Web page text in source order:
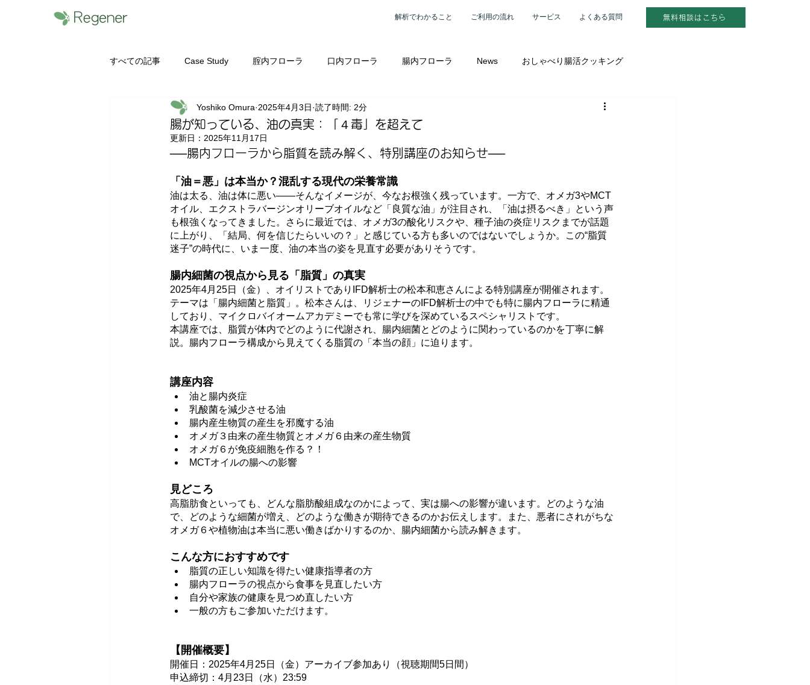
解析でわかること ご利用の流れ サービス よくある質問 無料相談はこちら
すべての記事 Case Study 腟内フローラ 口内フローラ 腸内フローラ News おしゃべり腸活クッキング
無料フローラ勉強会 腸内フローラ解析 講座案内
検査を受ける前に まずは無料相談へ 検査を参考に個別レッスン 検査レポートを参考に個別レッスン
腸が知っている、油の真実：「４毒」を超えて
Yoshiko Omura 2025年4月3日 読了時間: 2分
更新日： 2025年11月17日
──腸内フローラから脂質を読み解く、特別講座のお知らせ──
「油＝悪」は本当か？混乱する現代の栄養常識
油は太る、油は体に悪い――そんなイメージが、今なお根強く残っています。一方で、オメガ3やMCT
オイル、エクストラバージンオリーブオイルなど「良質な油」が注目され、「油は摂るべき」という声
も根強くなってきました。さらに最近では、オメガ3の酸化リスクや、種子油の炎症リスクまでが話題
に上がり、「結局、何を信じたらいいの？」と感じている方も多いのではないでしょうか。この“脂質
迷子”の時代に、いま一度、油の本当の姿を見直す必要がありそうです。
腸内細菌の視点から見る「脂質」の真実
2025年4月25日（金）、オイリストでありIFD解析士の松本和恵さんによる特別講座が開催されます。
テーマは「腸内細菌と脂質」。松本さんは、リジェナーのIFD解析士の中でも特に腸内フローラに精通
しており、マイクロバイオームアカデミーでも常に学びを深めているスペシャリストです。
本講座では、脂質が体内でどのように代謝され、腸内細菌とどのように関わっているのかを丁寧に解
説。腸内フローラ構成から見えてくる脂質の「本当の顔」に迫ります。
講座内容
油と腸内炎症
乳酸菌を減少させる油
腸内産生物質の産生を邪魔する油
オメガ３由来の産生物質とオメガ６由来の産生物質
オメガ６が免疫細胞を作る？！
MCTオイルの腸への影響
見どころ
高脂肪食といっても、どんな脂肪酸組成なのかによって、実は腸への影響が違います。どのような油
で、どのような細菌が増え、どのような働きが期待できるのかお伝えします。また、悪者にされがちな
オメガ６や植物油は本当に悪い働きばかりするのか、腸内細菌から読み解きます。
こんな方におすすめです
脂質の正しい知識を得たい健康指導者の方
腸内フローラの視点から食事を見直したい方
自分や家族の健康を見つめ直したい方
一般の方もご参加いただけます。
【開催概要】
開催日：2025年4月25日（金）アーカイブ参加あり（視聴期間5日間）
申込締切：4月23日（水）23:59